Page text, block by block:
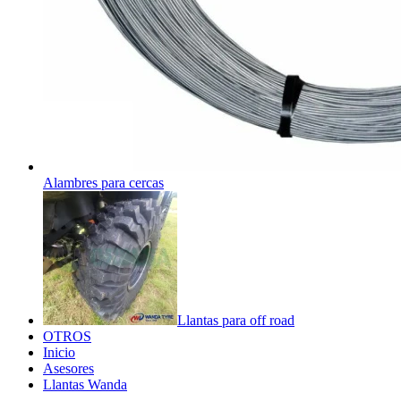
Alambres para cercas
Llantas para off road
OTROS
Inicio
Asesores
Llantas Wanda